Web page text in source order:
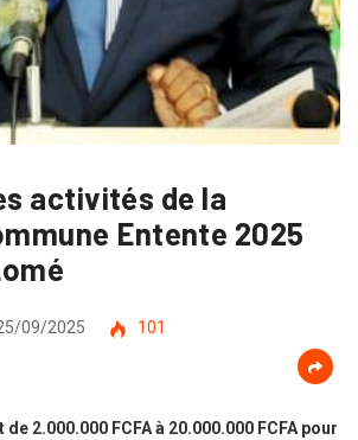
activités de la
Entente 2025
09/2025
101
2.000.000 FCFA à 20.000.000 FCFA pour